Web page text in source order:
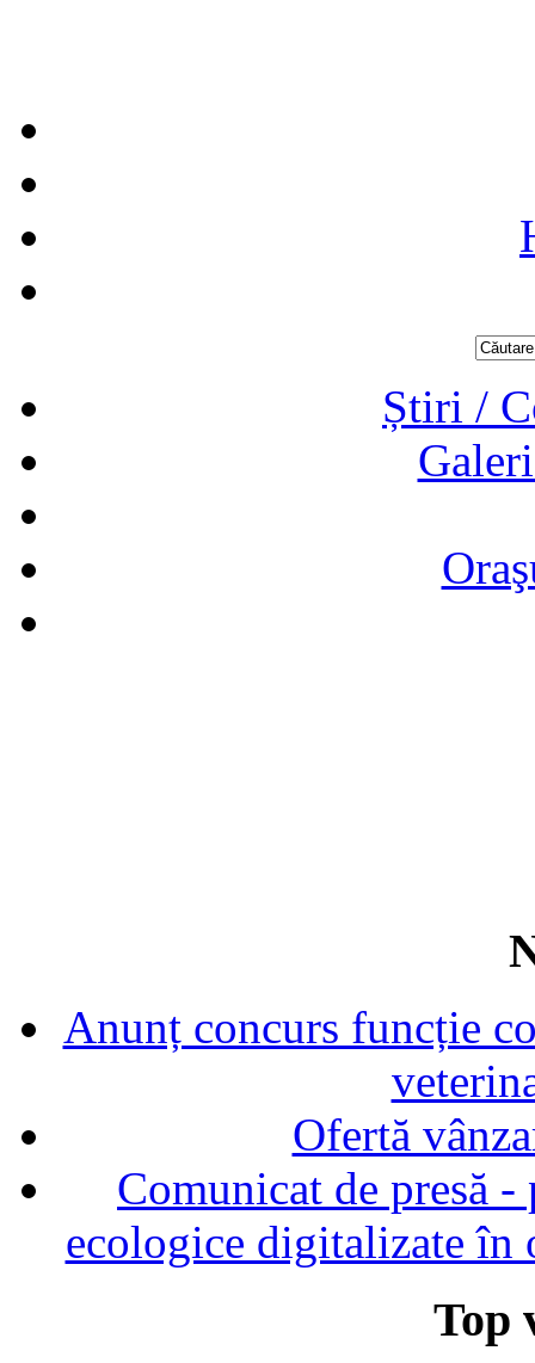
Știri /
Anunț concurs funcție
Ofertă
Comunicat de presă
ecologice digitalizate în
Top